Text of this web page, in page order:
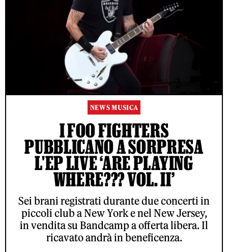
NEWS MUSICA
I FOO FIGHTERS
PUBBLICANO A SORPRESA
L'EP LIVE ‘ARE PLAYING
WHERE??? VOL. II’
Sei brani registrati durante due concerti in
piccoli club a New York e nel New Jersey,
in vendita su Bandcamp a offerta libera. Il
ricavato andrà in beneficenza.